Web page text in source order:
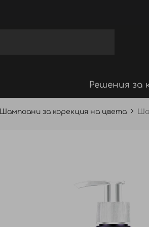
Решения за
Шампоани за корекция на цвета